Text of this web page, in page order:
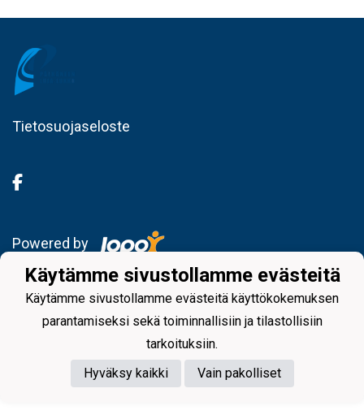
Tietosuojaseloste
Powered by
Käytämme sivustollamme evästeitä
Käytämme sivustollamme evästeitä käyttökokemuksen
parantamiseksi sekä toiminnallisiin ja tilastollisiin
tarkoituksiin.
Hyväksy kaikki
Vain pakolliset